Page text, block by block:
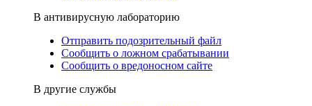
В антивирусную лабораторию
Отправить подозрительный файл
Сообщить о ложном срабатывании
Сообщить о вредоносном сайте
В другие службы